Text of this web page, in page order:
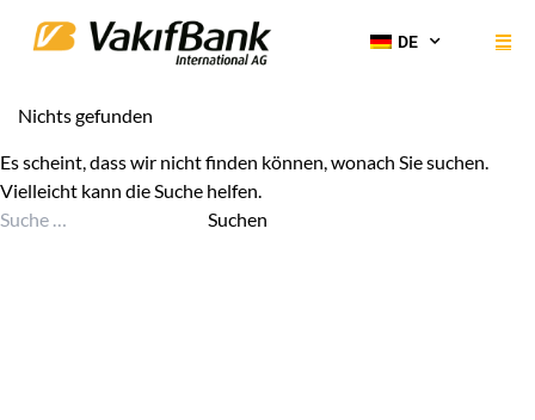
DE
Nichts gefunden
Es scheint, dass wir nicht finden können, wonach Sie suchen.
Vielleicht kann die Suche helfen.